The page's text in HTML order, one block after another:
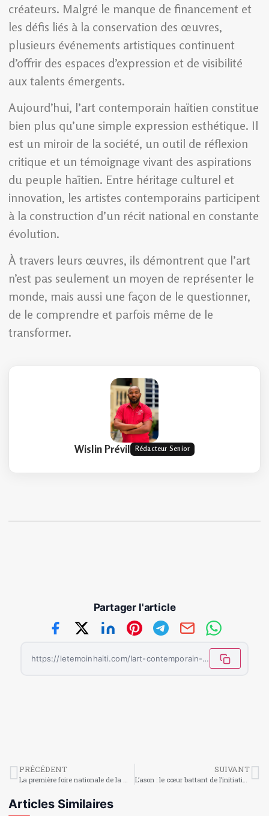
créateurs. Malgré le manque de financement et
les défis liés à la conservation des œuvres,
plusieurs événements artistiques continuent
d’offrir des espaces d’expression et de visibilité
aux talents émergents.
Aujourd’hui, l’art contemporain haïtien constitue
bien plus qu’une simple expression esthétique. Il
est un miroir de la société, un outil de réflexion
critique et un témoignage vivant des aspirations
du peuple haïtien. Entre héritage culturel et
innovation, les artistes contemporains participent
à la construction d’un récit national en constante
évolution.
À travers leurs œuvres, ils démontrent que l’art
n’est pas seulement un moyen de représenter le
monde, mais aussi une façon de le questionner,
de le comprendre et parfois même de le
transformer.
Wislin Prévil Rédacteur Senior
Partager l'article
https://letemoinhaiti.com/lart-contemporain-haitien-miroir-dune-societe-en-mouvement/
PRÉCÉDENT SUIVANT
Articles Similaires